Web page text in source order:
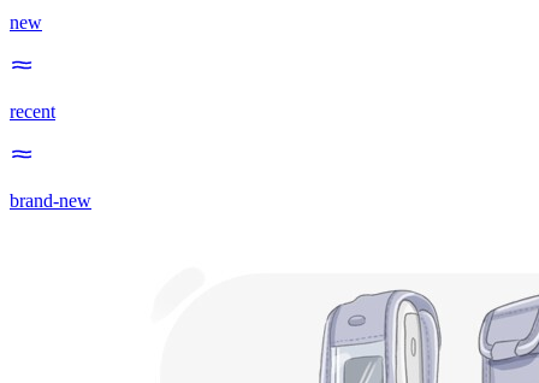
new
recent
brand-new